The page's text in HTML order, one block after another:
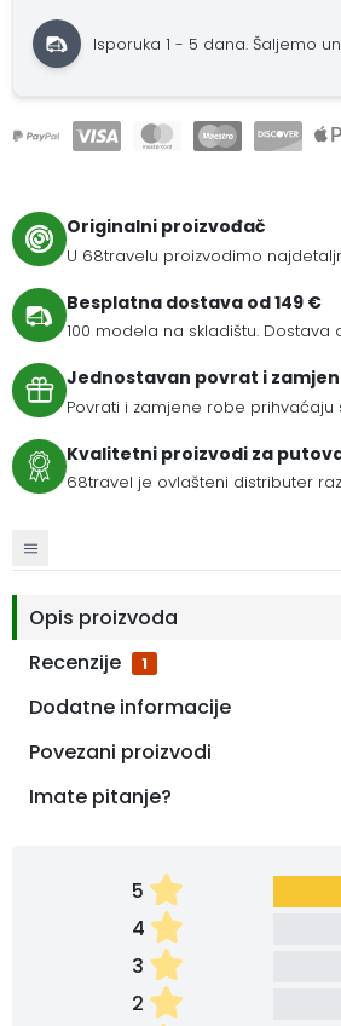
Isporuka 1 - 5 dana.Šaljemo
Originalni proizvođač
U 68travelu proizvodimo
Besplatna dostava od 149 €
100 modela na skladištu.
Jednostavan povrat i
Povrati i zamjene robe
Kvalitetni proizvodi za
68travel je ovlašteni distributer
Opis proizvoda
Recenzije
1
Dodatne informacije
Povezani proizvodi
Imate pitanje?
5
4
3
2